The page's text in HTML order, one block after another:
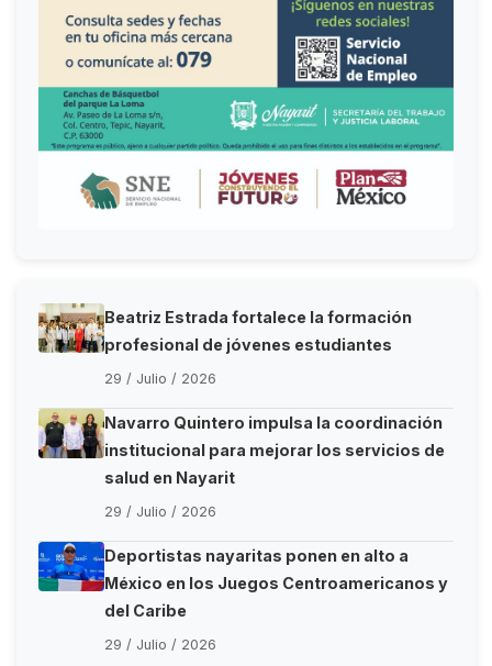
Beatriz Estrada fortalece la formación
profesional de jóvenes estudiantes
29 / Julio / 2026
Navarro Quintero impulsa la coordinación
institucional para mejorar los servicios de
salud en Nayarit
29 / Julio / 2026
Deportistas nayaritas ponen en alto a
México en los Juegos Centroamericanos y
del Caribe
29 / Julio / 2026